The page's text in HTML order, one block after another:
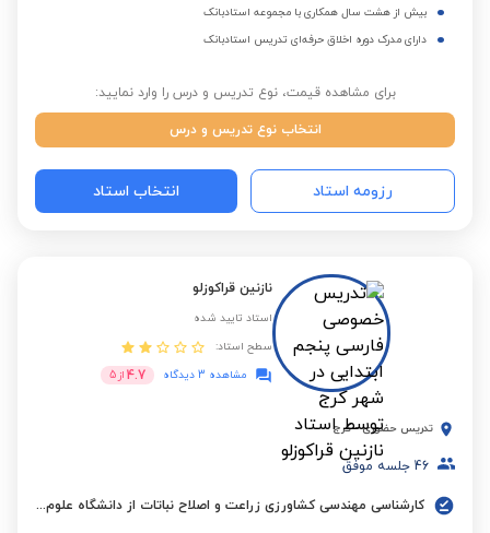
بیش از هشت سال همکاری با مجموعه استادبانک
دارای مدرک دوره اخلاق حرفه‌ای تدریس استادبانک
برای مشاهده قیمت، نوع تدریس و درس را وارد نمایید:
انتخاب نوع تدریس و درس
رزومه استاد انتخاب استاد
نازنین قراکوزلو
استاد تایید شده
سطح استاد:
مشاهده 3 دیدگاه
4.7 از 5
تدریس حضوری - کرج
46 جلسه موفق
کارشناسی مهندسی کشاورزی زراعت و اصلاح نباتات از دانشگاه علوم کشاورزی و منابع طبیعی ساری